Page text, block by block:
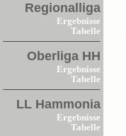
Regionalliga
Ergebnisse
Tabelle
Oberliga HH
Ergebnisse
Tabelle
LL Hammonia
Ergebnisse
Tabelle